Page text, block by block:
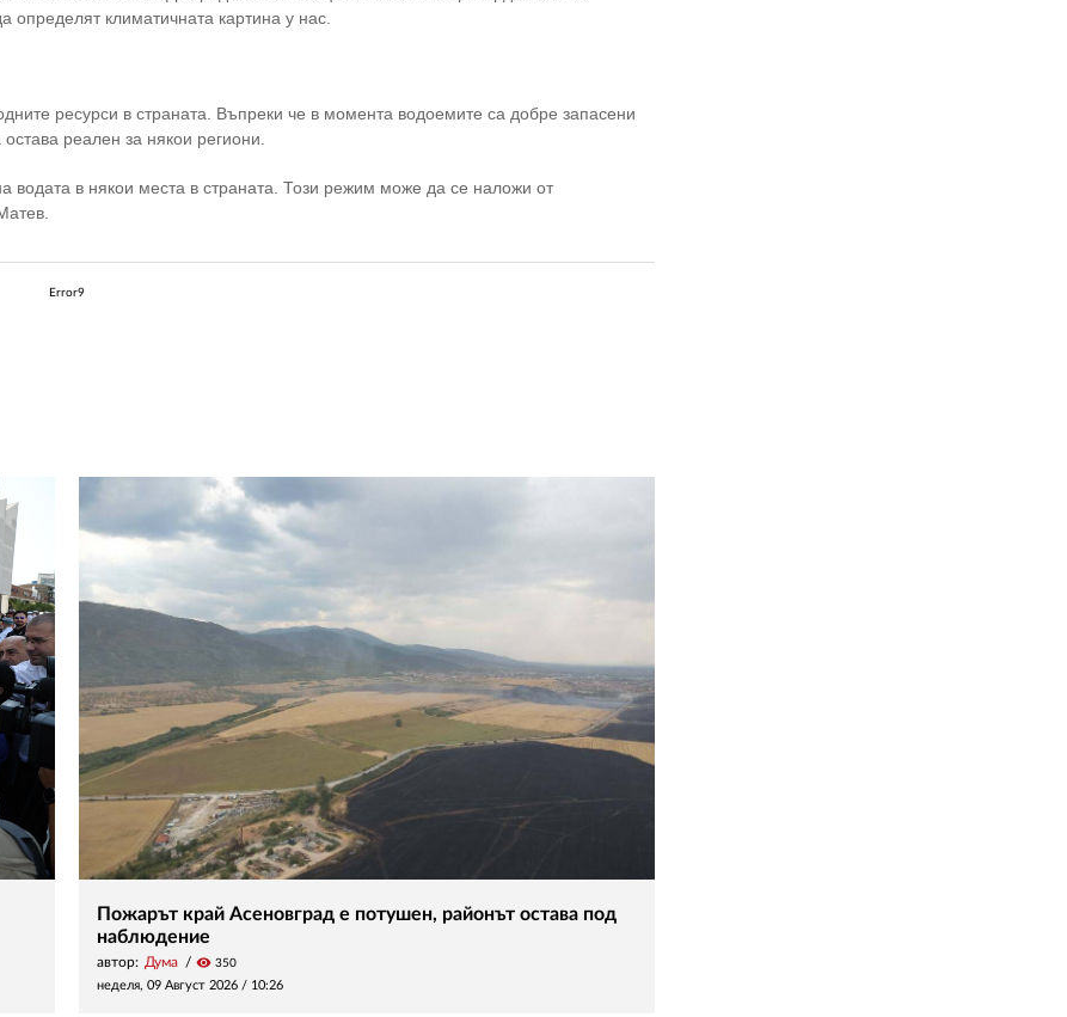
климатичната картина у нас.
ресурси в страната. Въпреки че в момента водоемите са добре запасени
реален за някои региони.
в някои места в страната. Този режим може да се наложи от
Error9
Пожарът край Асеновград е потушен, районът остава под
наблюдение
автор: Дума visibility 350
неделя, 09 Август 2026 / 10:26